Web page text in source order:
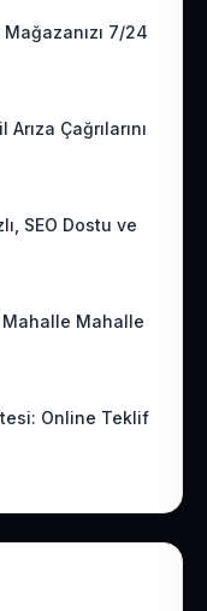
7/24
Çağrılarını
SEO Dostu ve
Mahalle Mahalle
Online Teklif